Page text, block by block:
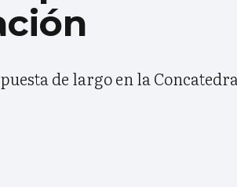
de largo en la